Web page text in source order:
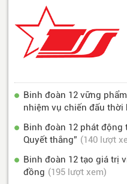
Binh đoàn 12 vững
nhiệm vụ chiến đấu thời
Binh đoàn 12 phát động
Quyết thắng” (140 lượt
Binh đoàn 12 tạo giá trị
đồng (195 lượt xem)